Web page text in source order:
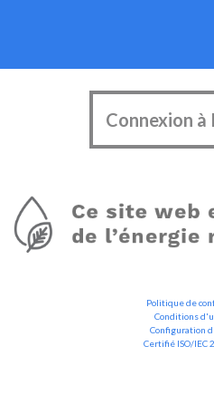
Connexion à
Politique de
Conditions
Configuration
Certifié ISO/IEC